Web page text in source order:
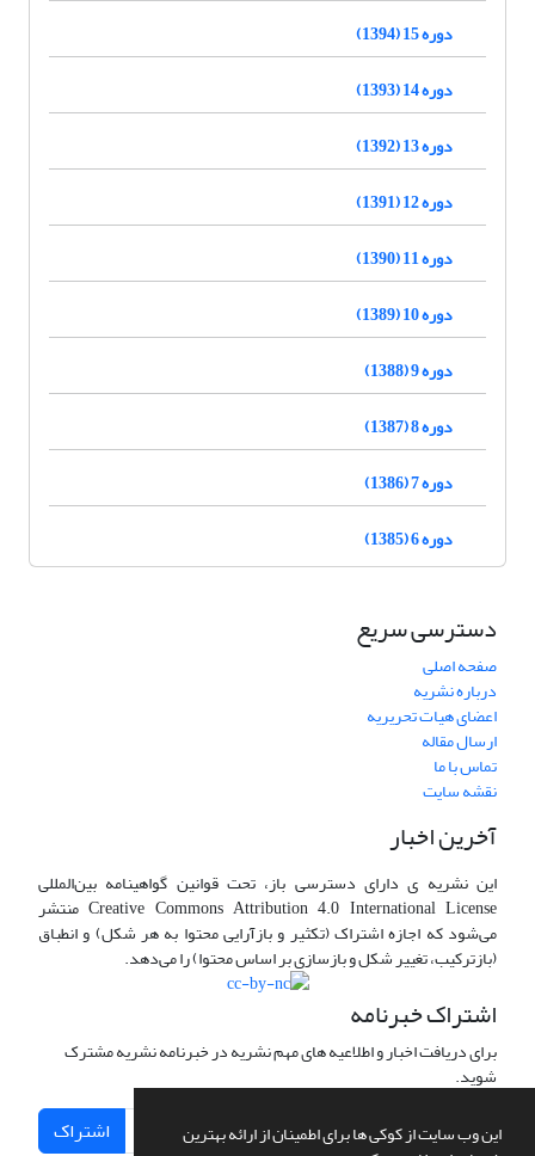
این وب سایت از کوکی ها برای اطمینان از ارائه بهترین
دوره 15 (1394)
دوره 14 (1393)
دوره 13 (1392)
دوره 12 (1391)
دوره 11 (1390)
دوره 10 (1389)
دوره 9 (1388)
دوره 8 (1387)
دوره 7 (1386)
دوره 6 (1385)
دسترسی سریع
صفحه اصلی
درباره نشریه
اعضای هیات تحریریه
ارسال مقاله
تماس با ما
نقشه سایت
آخرین اخبار
این نشریه ی دارای دسترسی باز، تحت قوانین گواهینامه بین‌المللی
Creative Commons Attribution 4.0 International License منتشر
می‌شود که اجازه اشتراک (تکثیر و بازآرایی محتوا به هر شکل) و انطباق
(بازترکیب، تغییر شکل و بازسازی بر اساس محتوا) را می‌دهد.
اشتراک خبرنامه
برای دریافت اخبار و اطلاعیه های مهم نشریه در خبرنامه نشریه مشترک
شوید.
اشتراک